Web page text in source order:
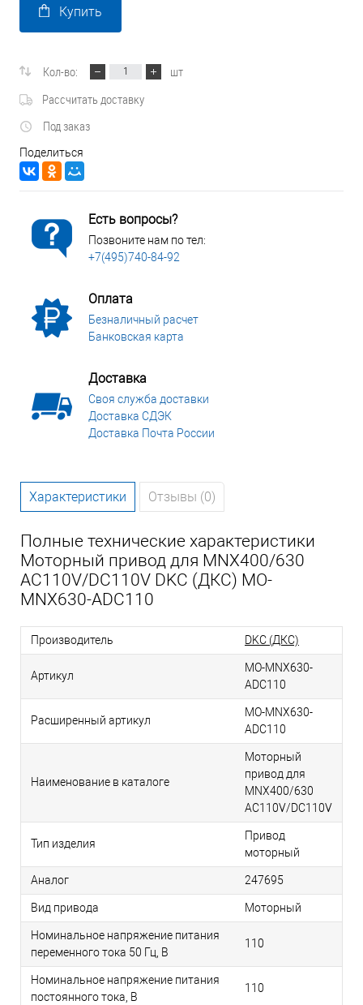
Купить
Кол-во:
шт
Рассчитать доставку
Под заказ
Поделиться
Есть вопросы?
Позвоните нам по тел:
+7(495)740-84-92
Оплата
Безналичный расчет
Банковская карта
Доставка
Своя служба доставки
Доставка СДЭК
Доставка Почта России
Характеристики Отзывы (0)
Полные технические характеристики
Моторный привод для MNX400/630
AC110V/DC110V DKC (ДКС) MO-
MNX630-ADC110
Производитель DKC (ДКС)
Артикул
MO-MNX630-
ADC110
Расширенный артикул
MO-MNX630-
ADC110
Наименование в каталоге
Моторный
привод для
MNX400/630
AC110V/DC110V
Тип изделия
Привод
моторный
Аналог 247695
Вид привода Моторный
Номинальное напряжение питания
переменного тока 50 Гц, В
110
Номинальное напряжение питания
постоянного тока, В
110